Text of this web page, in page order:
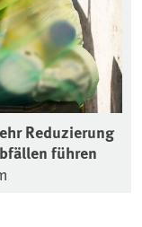
Reduzierung
führen